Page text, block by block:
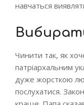
навчаться
Чинити так, як
патріархальним
дуже жорсткою
послухатися.